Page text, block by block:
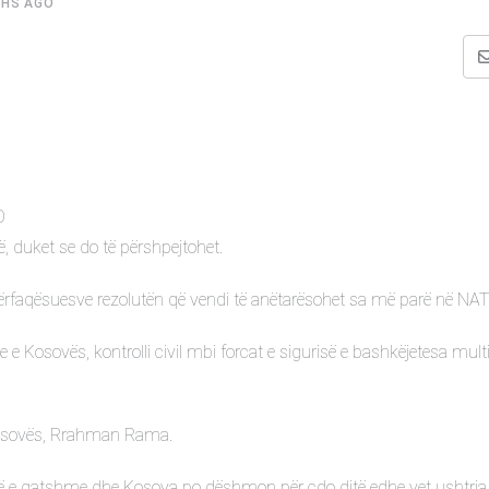
AGO
duket se do të përshpejtohet.
rezolutën që vendi të anëtarësohet sa më parë në
Kosovës, kontrolli civil mbi forcat e sigurisë e bashkëjetesa
Rrahman Rama.